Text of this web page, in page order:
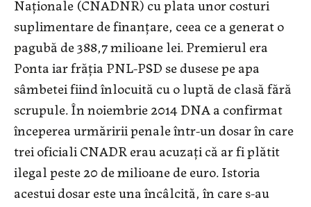
Naționale (CNADNR) cu plata unor costuri
suplimentare de finanțare, ceea ce a generat o
pagubă de 388,7 milioane lei. Premierul era
Ponta iar frăția PNL-PSD se dusese pe apa
sâmbetei fiind înlocuită cu o luptă de clasă fără
scrupule. În noiembrie 2014 DNA a confirmat
începerea urmăririi penale într-un dosar în care
trei oficiali CNADR erau acuzați că ar fi plătit
ilegal peste 20 de milioane de euro. Istoria
acestui dosar este una încâlcită, în care s-au